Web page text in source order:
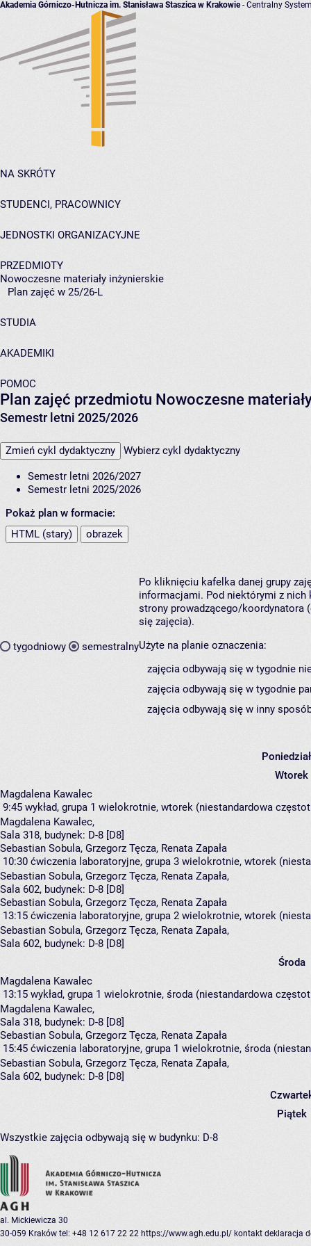
Akademia Górniczo-Hutnicza im. Stanisława Staszica w Krakowie- Centralny
NA SKRÓTY
STUDENCI, PRACOWNICY
JEDNOSTKI ORGANIZACYJNE
PRZEDMIOTY
Nowoczesne materiały inżynierskie
Plan zajęć w 25/26-L
STUDIA
AKADEMIKI
POMOC
Plan zajęć przedmiotu Nowoczesne
Semestr letni 2025/2026
Zmień cykl dydaktyczny Wybierz cykl dydaktyczny
Semestr letni 2026/2027
Semestr letni 2025/2026
Pokaż plan w formacie:
HTML (stary)
obrazek
tygodniowy semestralny
Po kliknięciu kafelka danej grupy
informacjami. Pod niektórymi z nich
strony prowadzącego/koordynatora
się zajęcia).
Użyte na planie oznaczenia:
zajęcia odbywają się w tygodnie
zajęcia odbywają się w tygodnie
zajęcia odbywają się w inny
Wtorek
Magdalena Kawalec
9:45 wykład, grupa 1 wielokrotnie, wtorek (niestandardowa
Magdalena Kawalec,
Sala 318, budynek: D-8 [D8]
Sebastian Sobula, Grzegorz Tęcza, Renata Zapała
10:30 ćwiczenia laboratoryjne, grupa 3 wielokrotnie, wtorek
Sebastian Sobula, Grzegorz Tęcza, Renata Zapała,
Sala 602, budynek: D-8 [D8]
Sebastian Sobula, Grzegorz Tęcza, Renata Zapała
13:15 ćwiczenia laboratoryjne, grupa 2 wielokrotnie, wtorek
Sebastian Sobula, Grzegorz Tęcza, Renata Zapała,
Sala 602, budynek: D-8 [D8]
Środa
Magdalena Kawalec
13:15 wykład, grupa 1 wielokrotnie, środa (niestandardowa
Magdalena Kawalec,
Sala 318, budynek: D-8 [D8]
Sebastian Sobula, Grzegorz Tęcza, Renata Zapała
15:45 ćwiczenia laboratoryjne, grupa 1 wielokrotnie, środa
Sebastian Sobula, Grzegorz Tęcza, Renata Zapała,
Sala 602, budynek: D-8 [D8]
Piątek
Wszystkie zajęcia odbywają się w budynku: D-8
al. Mickiewicza 30
30-059 Kraków tel: +48 12 617 22 22 https://www.agh.edu.pl/ kontakt deklaracja